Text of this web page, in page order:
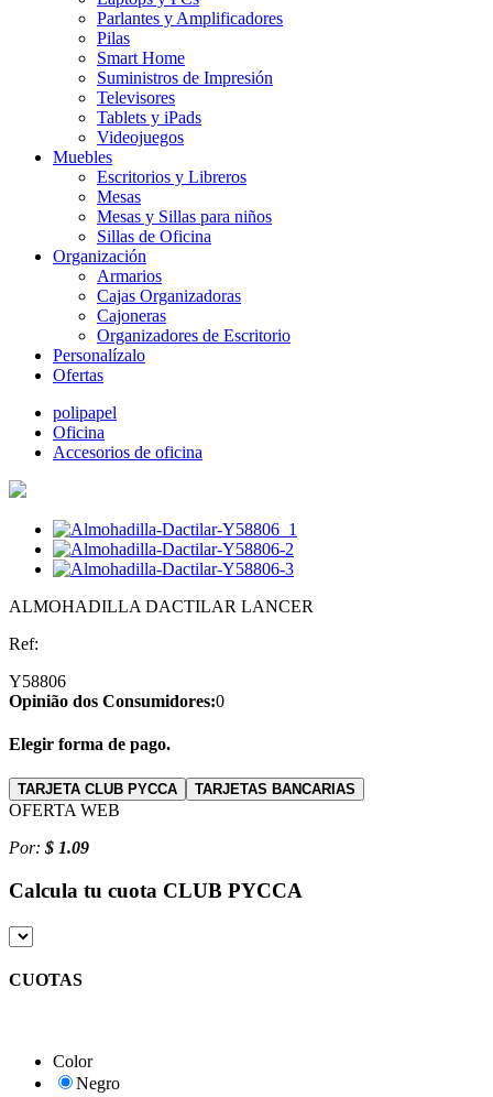
Parlantes y Amplificadores
Pilas
Smart Home
Suministros de Impresión
Televisores
Tablets y iPads
Videojuegos
Muebles
Escritorios y Libreros
Mesas
Mesas y Sillas para niños
Sillas de Oficina
Organización
Armarios
Cajas Organizadoras
Cajoneras
Organizadores de Escritorio
Personalízalo
Ofertas
polipapel
Oficina
Accesorios de oficina
ALMOHADILLA DACTILAR LANCER
Ref:
Y58806
Opinião dos Consumidores:0
Elegir forma de pago.
TARJETA CLUB PYCCA TARJETAS BANCARIAS
OFERTA WEB
Por: $ 1.09
Calcula tu cuota CLUB PYCCA
CUOTAS
Color
Negro